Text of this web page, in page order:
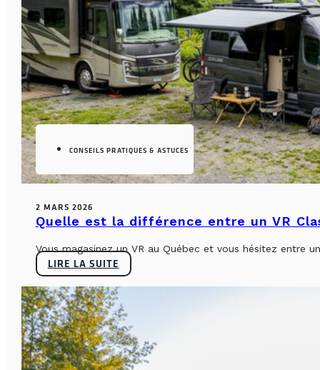
CONSEILS PRATIQUES & ASTUCES
2 MARS 2026
Quelle est la différence entre un VR
Vous magasinez un VR au Québec et vous hésitez entre
LIRE LA SUITE